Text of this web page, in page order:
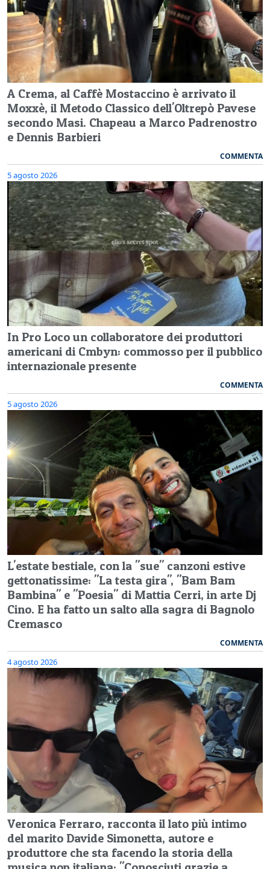
A Crema, al Caffè Mostaccino è arrivato il
Moxxè, il Metodo Classico dell'Oltrepò Pavese
secondo Masi. Chapeau a Marco Padrenostro
e Dennis Barbieri
COMMENTA
5 agosto 2026
In Pro Loco un collaboratore dei produttori
americani di Cmbyn: commosso per il pubblico
internazionale presente
COMMENTA
5 agosto 2026
L'estate bestiale, con la "sue" canzoni estive
gettonatissime: "La testa gira", "Bam Bam
Bambina" e "Poesia" di Mattia Cerri, in arte Dj
Cino. E ha fatto un salto alla sagra di Bagnolo
Cremasco
COMMENTA
4 agosto 2026
Veronica Ferraro, racconta il lato più intimo
del marito Davide Simonetta, autore e
produttore che sta facendo la storia della